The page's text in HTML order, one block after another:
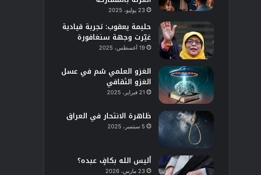
23 يوليو، 2025
حليمة يعقوب: تجربة قيادية
غيّرت وجهة سنغافورة
19 أغسطس، 2025
الغزو العلمي سُم في عسل
الغزو الثقافي
21 فبراير، 2025
ظاهرة الانتحار في العراق
5 سبتمبر، 2025
أليس الله بكافٍ عبده؟
23 مارس، 2026